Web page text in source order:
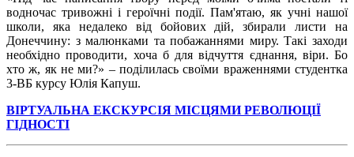
водночас тривожні і героїчні події. Пам'ятаю, як учні нашої
школи, яка недалеко від бойових дій, збирали листи на
Донеччину: з малюнками та побажаннями миру. Такі заходи
необхідно проводити, хоча б для відчуття єднання, віри. Бо
хто ж, як не ми?» – поділилась своїми враженнями студентка
3-ВБ курсу Юлія Капуш.
ВІРТУАЛЬНА ЕКСКУРСІЯ МІСЦЯМИ РЕВОЛЮЦІЇ
ГІДНОСТІ